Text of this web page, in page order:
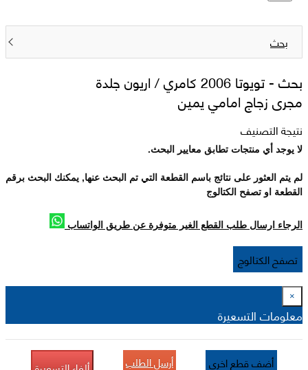
بحث
بحث - تويوتا 2006 كامري / اريون جلدة
مجرى زجاج امامي يمين
نتيجة التصنيف
لا يوجد أي منتجات تطابق معايير البحث.
لم يتم العثور على نتائج باسم القطعة التي تم البحث عنها, يمكنك البحث برقم
القطعة او تصفح الكتالوج
الرجاء ارسال طلب القطع الغير متوفرة عن طريق الواتساب
تصفح الكتالوج
×
معلومات التسعيرة
أضف قطع اخرى أرسل الطلب